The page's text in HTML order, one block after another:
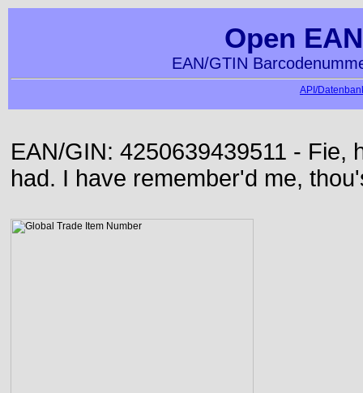
Open
EAN/GTIN
API/
EAN/GIN: 4250639439511 - Fie,
had. I have remember'd me,